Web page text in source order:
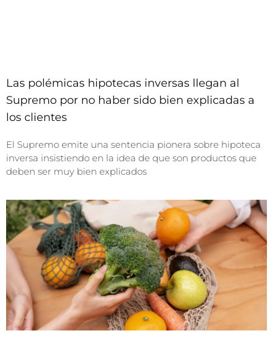
Las polémicas hipotecas inversas llegan al
Supremo por no haber sido bien explicadas a
los clientes
El Supremo emite una sentencia pionera sobre hipoteca
inversa insistiendo en la idea de que son productos que
deben ser muy bien explicados